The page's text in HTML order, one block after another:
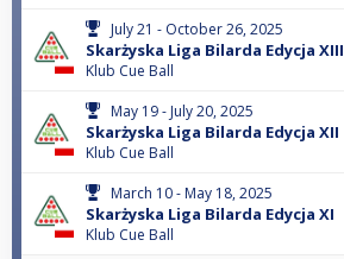
July 21 - October 26, 2025
Skarżyska Liga Bilarda Edycja XIII
Klub Cue Ball
May 19 - July 20, 2025
Skarżyska Liga Bilarda Edycja XII
Klub Cue Ball
March 10 - May 18, 2025
Skarżyska Liga Bilarda Edycja XI
Klub Cue Ball